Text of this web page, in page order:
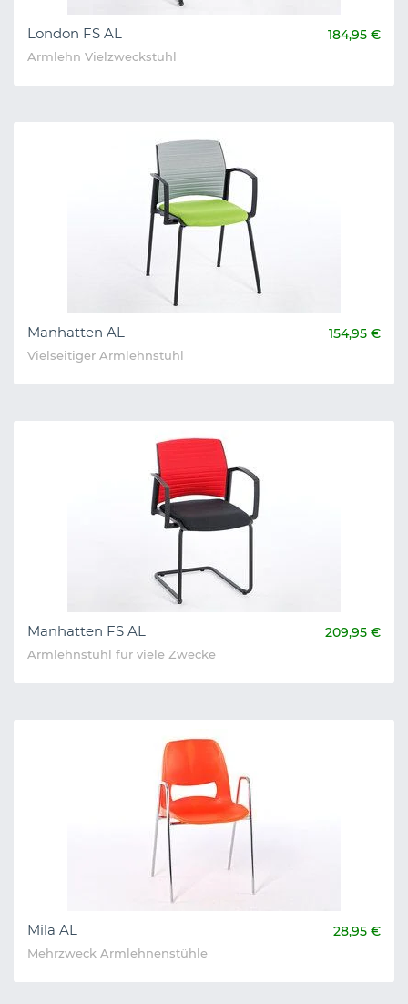
London FS AL 184,95 €
Armlehn Vielzweckstuhl
Manhatten AL 154,95 €
Vielseitiger Armlehnstuhl
Manhatten FS AL 209,95 €
Armlehnstuhl für viele Zwecke
Mila AL 28,95 €
Mehrzweck Armlehnenstühle